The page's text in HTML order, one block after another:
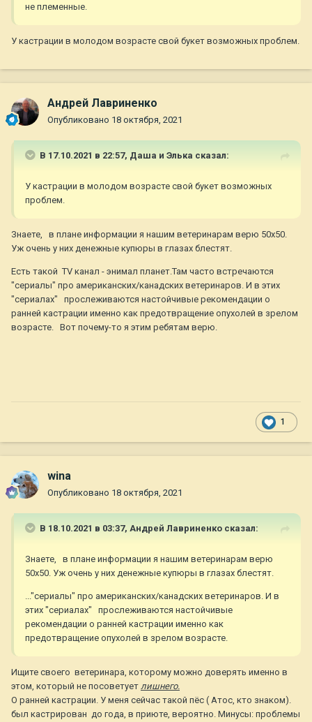
не племенные.
У кастрации в молодом возрасте свой букет возможных проблем.
Андрей Лавриненко
Опубликовано 18 октября, 2021
В 17.10.2021 в 22:57, Даша и Элька сказал:
У кастрации в молодом возрасте свой букет возможных
проблем.
Знаете, в плане информации я нашим ветеринарам верю 50х50.
Уж очень у них денежные купюры в глазах блестят.
Есть такой TV канал - энимал планет.Там часто встречаются
"сериалы" про американских/канадских ветеринаров. И в этих
"сериалах" прослеживаются настойчивые рекомендации о
ранней кастрации именно как предотвращение опухолей в зрелом
возрасте. Вот почему-то я этим ребятам верю.
1
wina
Опубликовано 18 октября, 2021
В 18.10.2021 в 03:37, Андрей Лавриненко сказал:
Знаете, в плане информации я нашим ветеринарам верю
50х50. Уж очень у них денежные купюры в глазах блестят.
..."сериалы" про американских/канадских ветеринаров. И в
этих "сериалах" прослеживаются настойчивые
рекомендации о ранней кастрации именно как
предотвращение опухолей в зрелом возрасте.
Ищите своего ветеринара, которому можно доверять именно в
этом, который не посоветует лишнего.
О ранней кастрации. У меня сейчас такой пёс ( Атос, кто знаком).
был кастрирован до года, в приюте, вероятно. Минусы: проблемы